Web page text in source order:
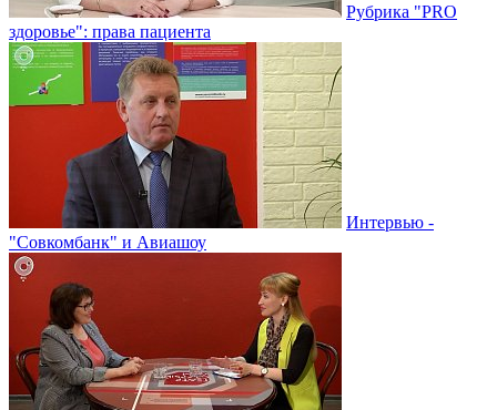
Рубрика "PRO
здоровье": права пациента
Интервью -
"Совкомбанк" и Авиашоу